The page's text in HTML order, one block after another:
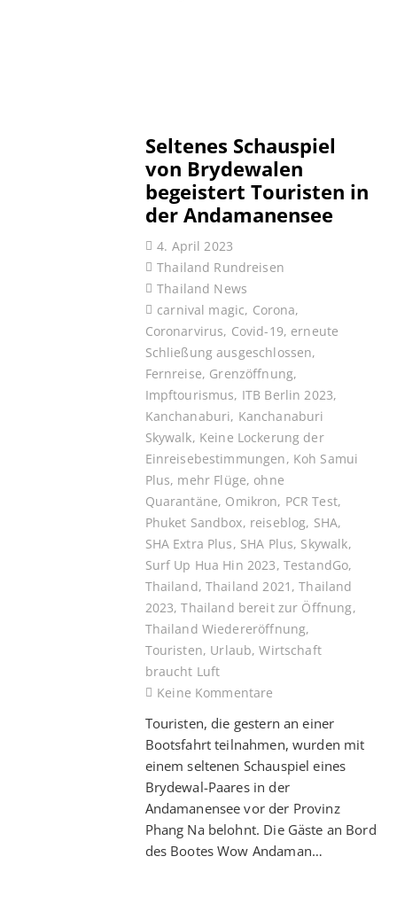
Seltenes Schauspiel
von Brydewalen
begeistert Touristen in
der Andamanensee
4. April 2023
Thailand Rundreisen
Thailand News
carnival magic, Corona,
Coronarvirus, Covid-19, erneute
Schließung ausgeschlossen,
Fernreise, Grenzöffnung,
Impftourismus, ITB Berlin 2023,
Kanchanaburi, Kanchanaburi
Skywalk, Keine Lockerung der
Einreisebestimmungen, Koh Samui
Plus, mehr Flüge, ohne
Quarantäne, Omikron, PCR Test,
Phuket Sandbox, reiseblog, SHA,
SHA Extra Plus, SHA Plus, Skywalk,
Surf Up Hua Hin 2023, TestandGo,
Thailand,Thailand 2021 ,Thailand
2023,Thailand bereit zur Öffnung,
Thailand Wiedereröffnung,
Touristen, Urlaub,Wirtschaft
braucht Luft
Keine Kommentare
Touristen, die gestern an einer
Bootsfahrt teilnahmen, wurden mit
einem seltenen Schauspiel eines
Brydewal-Paares in der
Andamanensee vor der Provinz
Phang Na belohnt. Die Gäste an Bord
des Bootes Wow Andaman…